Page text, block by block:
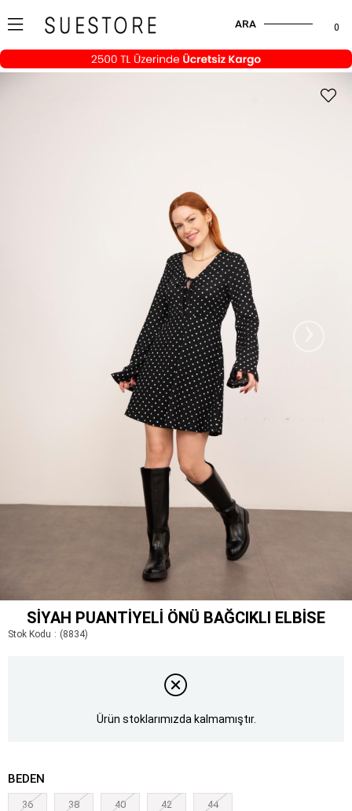
0
ARA
SIYAH PUANTIYELI ÖNÜ BAĞCIKLI ELBISE
Stok Kodu (8834)
Ürün stoklarımızda kalmamıştır.
BEDEN
36 38 40 42 44